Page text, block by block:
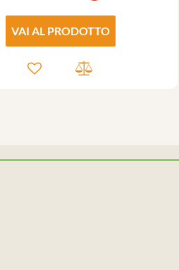
VAI AL PRODOTTO